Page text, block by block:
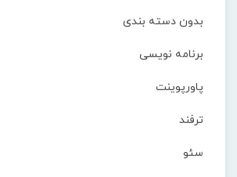
بدون دسته بندی
برنامه نویسی
پاورپوینت
ترفند
سئو